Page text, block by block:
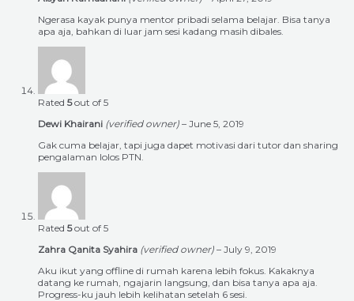
Ngerasa kayak punya mentor pribadi selama belajar. Bisa tanya
apa aja, bahkan di luar jam sesi kadang masih dibales.
Rated 5out of 5
Dewi Khairani (verified owner) – June 5, 2019
Gak cuma belajar, tapi juga dapet motivasi dari tutor dan sharing
pengalaman lolos PTN.
Rated 5out of 5
Zahra Qanita Syahira (verified owner) – July 9, 2019
Aku ikut yang offline di rumah karena lebih fokus. Kakaknya
datang ke rumah, ngajarin langsung, dan bisa tanya apa aja.
Progress-ku jauh lebih kelihatan setelah 6 sesi.